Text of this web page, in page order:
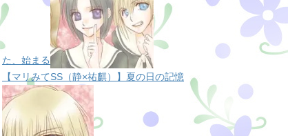
た、始まる
【マリみてSS（静×祐麒）】夏の日の記憶